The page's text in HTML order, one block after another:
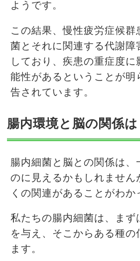
ようです。
この結果、慢性疲労症候群
菌とそれに関連する代謝障
しており、疾患の重症度に
能性があるということが明
告されています。
腸内環境と脳の関係は
腸内細菌と脳との関係は、
のに見えるかもしれません
くの関連があることがわか
私たちの腸内細菌は、まず
を与え、そこからある種の
ます。